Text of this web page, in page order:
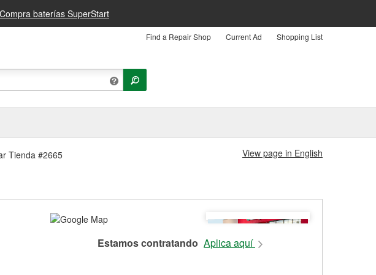
Compra baterías SuperStart
Find a Repair Shop Current Ad Shopping List
Tienda #2665 View page in English
Estamos contratando Aplica aquí